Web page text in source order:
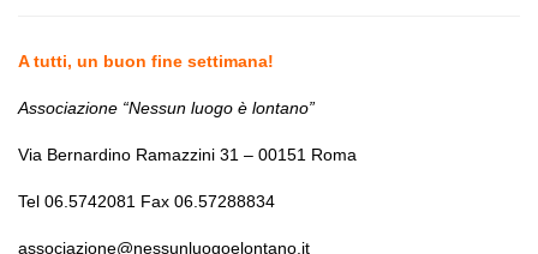
A tutti, un buon fine settimana!
Associazione “Nessun luogo è lontano”
Via Bernardino Ramazzini 31 – 00151 Roma
Tel 06.5742081 Fax 06.57288834
associazione@nessunluogoelontano.it